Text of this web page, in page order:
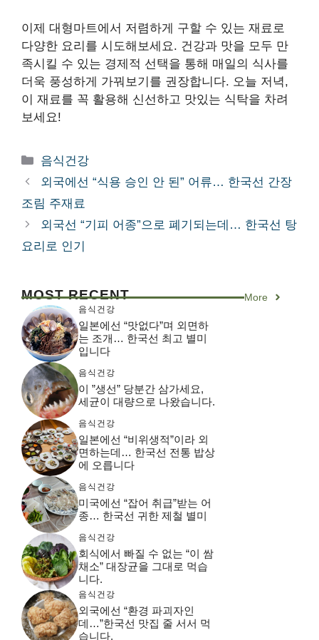
이제 대형마트에서 저렴하게 구할 수 있는 재료로
다양한 요리를 시도해보세요. 건강과 맛을 모두 만
족시킬 수 있는 경제적 선택을 통해 매일의 식사를
더욱 풍성하게 가꿔보기를 권장합니다. 오늘 저녁,
이 재료를 꼭 활용해 신선하고 맛있는 식탁을 차려
보세요!
카
테
리
음식건강
외국에선 “식용 승인 안 된” 어류… 한국선 간장
조림 주재료
외국선 “기피 어종”으로 폐기되는데… 한국선 탕
요리로 인기
MOST RECENT More
음식건강
일본에선 “맛없다”며 외면하
는 조개… 한국선 최고 별미
입니다
음식건강
이 ”생선” 당분간 삼가세요,
세균이 대량으로 나왔습니다.
음식건강
일본에선 “비위생적”이라 외
면하는데… 한국선 전통 밥상
에 오릅니다
음식건강
미국에선 “잡어 취급”받는 어
종… 한국선 귀한 제철 별미
음식건강
회식에서 빠질 수 없는 “이 쌈
채소” 대장균을 그대로 먹습
니다.
음식건강
외국에선 “환경 파괴자인
데…”한국선 맛집 줄 서서 먹
습니다.